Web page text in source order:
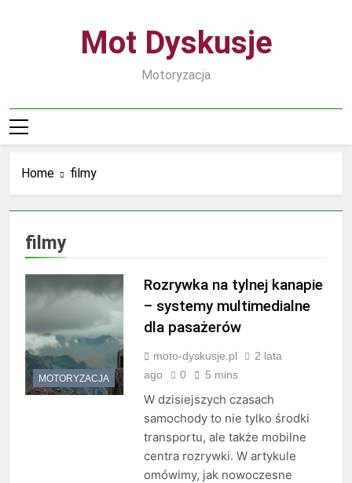
Mot Dyskusje
Motoryzacja
Home filmy
filmy
MOTORYZACJA
Rozrywka na tylnej kanapie
– systemy multimedialne
dla pasażerów
moto-dyskusje.pl
2 lata
ago
0 5 mins
W dzisiejszych czasach
samochody to nie tylko środki
transportu, ale także mobilne
centra rozrywki. W artykule
omówimy, jak nowoczesne